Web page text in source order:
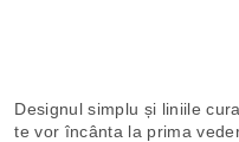
Designul simplu și liniile
te vor încânta la prima